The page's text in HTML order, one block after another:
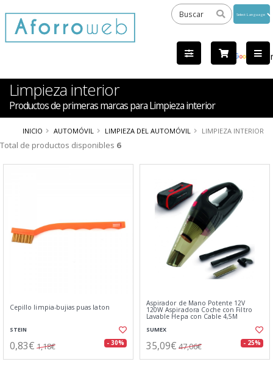
by
Limpieza interior
Productos de primeras marcas para Limpieza interior
INICIO AUTOMÓVIL LIMPIEZA DEL AUTOMÓVIL LIMPIEZA INTERIOR
Total de productos disponibles 6
Cepillo limpia-bujias puas laton
STEIN
0,83€ 1,18€ - 30%
Aspirador de Mano Potente 12V
120W Aspiradora Coche con Filtro
Lavable Hepa con Cable 4,5M
SUMEX
35,09€ 47,06€ - 25%